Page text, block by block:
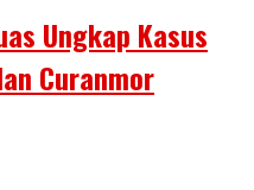
Ungkap Kasus
Curanmor